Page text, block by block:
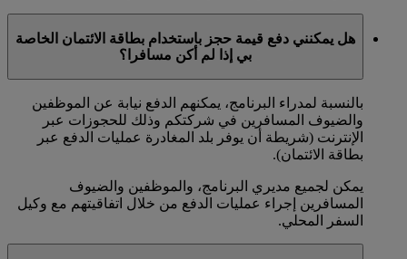
هل يمكنني دفع قيمة حجز باستخدام بطاقة الائتمان الخاصة
بي إذا لم أكن مسافرا؟
بالنسبة لمدراء البرنامج، يمكنهم الدفع نيابة عن الموظفين
والضيوف المسافرين في شركتكم وذلك للحجوزات عبر
الإنترنت (شريطة أن يوفر بلد المغادرة عمليات الدفع عبر
بطاقة الائتمان).
يمكن لجميع مديري البرنامج، والموظفين والضيوف
المسافرين إجراء عمليات الدفع من خلال اتفاقيتهم مع وكيل
السفر المحلي.